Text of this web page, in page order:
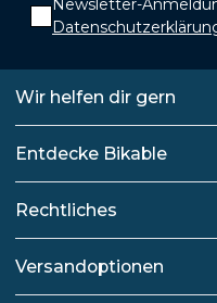
Newsletter-
Wir helfen dir gern
Entdecke Bikable
Rechtliches
Versandoptionen